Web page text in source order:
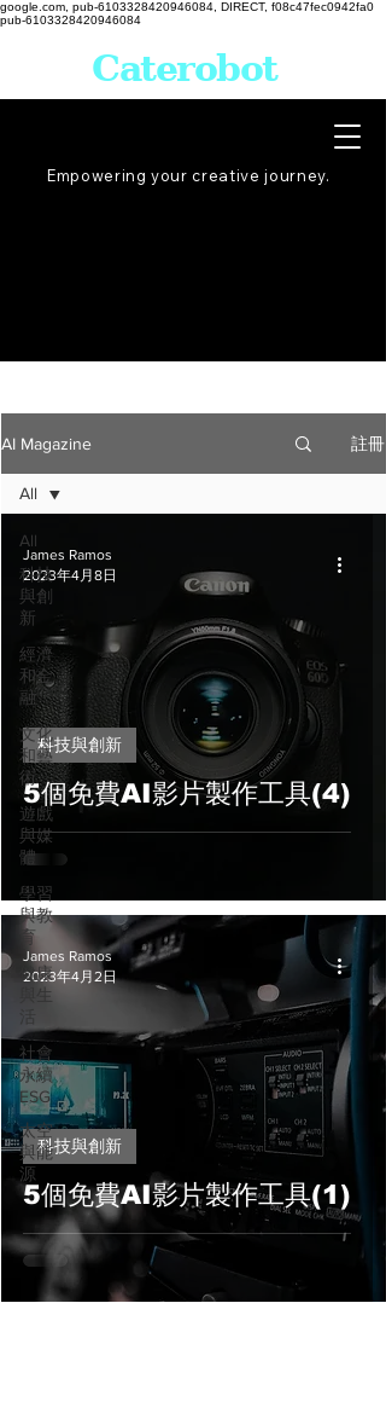
google.com, pub-6103328420946084, DIRECT, f08c47fec0942fa0
pub-6103328420946084
Empowering your creative journey.
Caterobot
AI Magazine 註冊
All
科技
與創
新
經濟
和金
融
文化
和藝
術
遊戲
與媒
體
學習
與教
育
健康
與生
社會
永續
ESG
太空
與能
源
All
5個免費AI影片製作工具(4)
科技與創新
James Ramos
2023年4月8日
5個免費AI影片製作工具(1)
科技與創新
James Ramos
2023年4月2日